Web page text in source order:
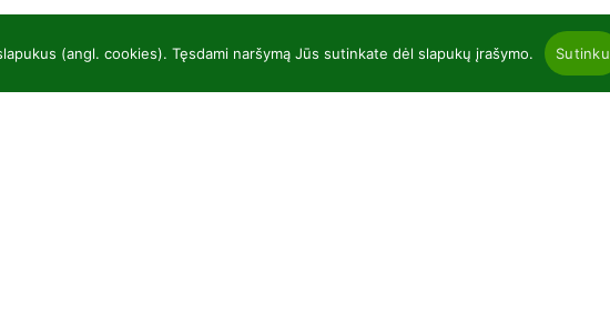
(angl. cookies). Tęsdami naršymą Jūs sutinkate dėl slapukų įrašymo. Sutinku